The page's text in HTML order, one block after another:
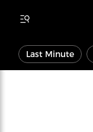
Last Minute